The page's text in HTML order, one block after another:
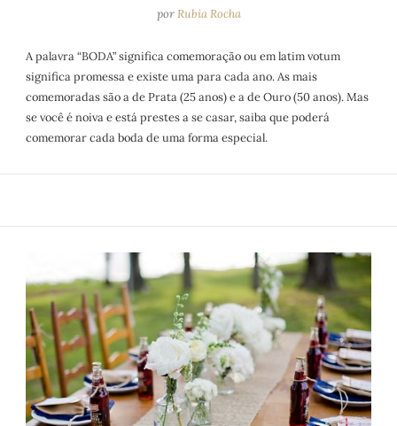
porRubia Rocha
A palavra “BODA” significa comemoração ou em latim votum
significa promessa e existe uma para cada ano. As mais
comemoradas são a de Prata (25 anos) e a de Ouro (50 anos). Mas
se você é noiva e está prestes a se casar, saiba que poderá
comemorar cada boda de uma forma especial.